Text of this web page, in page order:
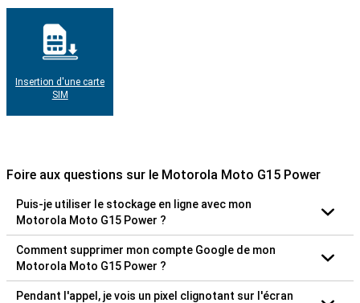
Insertion d'une carte
SIM
Foire aux questions sur le Motorola Moto G15 Power
Puis-je utiliser le stockage en ligne avec mon
Motorola Moto G15 Power ?
Comment supprimer mon compte Google de mon
Motorola Moto G15 Power ?
Pendant l'appel, je vois un pixel clignotant sur l'écran